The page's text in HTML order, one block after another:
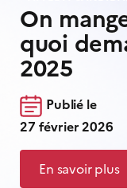
On
quoi
2025
Publié le
27 février 2026
En savoir plus